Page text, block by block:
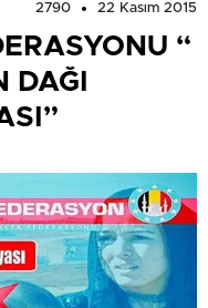
2790 22 Kasım 2015
“
DAĞI